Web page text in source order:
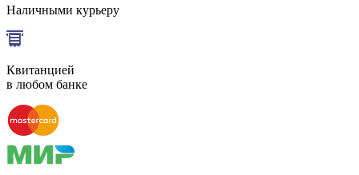
Наличными курьеру
Квитанцией
в любом банке